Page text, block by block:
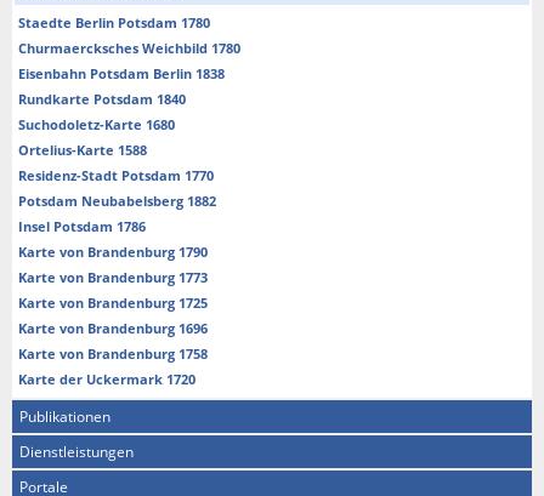
Staedte Berlin Potsdam 1780
Churmaercksches Weichbild 1780
Eisenbahn Potsdam Berlin 1838
Rundkarte Potsdam 1840
Suchodoletz-Karte 1680
Ortelius-Karte 1588
Residenz-Stadt Potsdam 1770
Potsdam Neubabelsberg 1882
Insel Potsdam 1786
Karte von Brandenburg 1790
Karte von Brandenburg 1773
Karte von Brandenburg 1725
Karte von Brandenburg 1696
Karte von Brandenburg 1758
Karte der Uckermark 1720
Publikationen
Dienstleistungen
Portale